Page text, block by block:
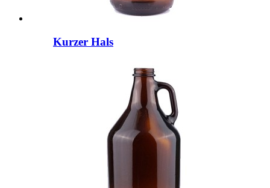
Kurzer Hals